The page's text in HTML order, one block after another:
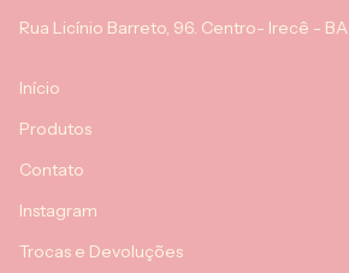
Rua Licínio Barreto, 96. Centro- Irecê - BA
Início
Produtos
Contato
Instagram
Trocas e Devoluções